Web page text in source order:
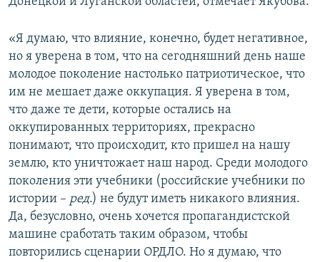
«Я думаю, что влияние, конечно, будет негативное,
но я уверена в том, что на сегодняшний день наше
молодое поколение настолько патриотическое, что
им не мешает даже оккупация. Я уверена в том,
что даже те дети, которые остались на
оккупированных территориях, прекрасно
понимают, что происходит, кто пришел на нашу
землю, кто уничтожает наш народ. Среди молодого
поколения эти учебники (российские учебники по
истории – ред.) не будут иметь никакого влияния.
Да, безусловно, очень хочется пропагандистской
машине сработать таким образом, чтобы
повторились сценарии ОРДЛО. Но я думаю, что